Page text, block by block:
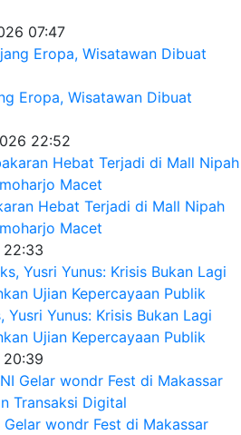
07:47
Eropa, Wisatawan Dibuat
22:52
Hebat Terjadi di Mall Nipah
Macet
Yusri Yunus: Krisis Bukan Lagi
Ujian Kepercayaan Publik
wondr Fest di Makassar